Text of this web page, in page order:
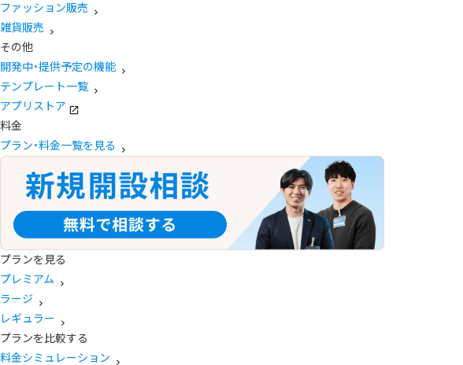
ファッション販売
雑貨販売
その他
開発中・提供予定の機能
テンプレート一覧
アプリストア
料金
プラン・料金一覧を見る
プランを見る
プレミアム
ラージ
レギュラー
プランを比較する
料金シミュレーション